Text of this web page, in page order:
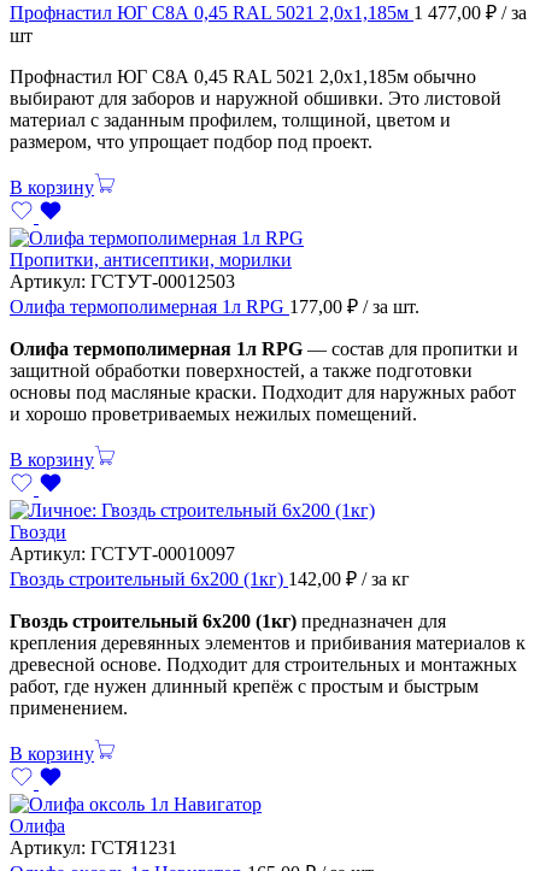
Профнастил ЮГ С8А 0,45 RAL 5021 2,0х1,185м 1 477,00 ₽ / за
шт
Профнастил ЮГ С8А 0,45 RAL 5021 2,0х1,185м обычно
выбирают для заборов и наружной обшивки. Это листовой
материал с заданным профилем, толщиной, цветом и
размером, что упрощает подбор под проект.
В корзину
Пропитки, антисептики, морилки
Артикул: ГСТУТ-00012503
Олифа термополимерная 1л RPG 177,00 ₽ / за шт.
Олифа термополимерная 1л RPG — состав для пропитки и
защитной обработки поверхностей, а также подготовки
основы под масляные краски. Подходит для наружных работ
и хорошо проветриваемых нежилых помещений.
В корзину
Гвозди
Артикул: ГСТУТ-00010097
Гвоздь строительный 6х200 (1кг) 142,00 ₽ / за кг
Гвоздь строительный 6х200 (1кг) предназначен для
крепления деревянных элементов и прибивания материалов к
древесной основе. Подходит для строительных и монтажных
работ, где нужен длинный крепёж с простым и быстрым
применением.
В корзину
Олифа
Артикул: ГСТЯ1231